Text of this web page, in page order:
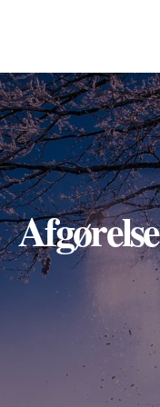
Afgørelse